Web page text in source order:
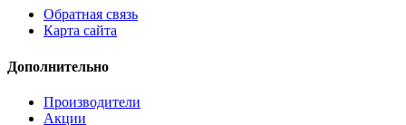
Обратная связь
Карта сайта
Дополнительно
Производители
Акции